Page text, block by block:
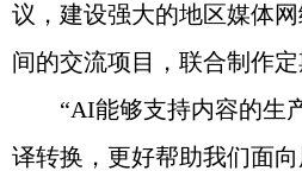
议，建设强大的地区媒体
间的交流项目，联合制作定
“AI能够支持内容的生
译转换，更好帮助我们面